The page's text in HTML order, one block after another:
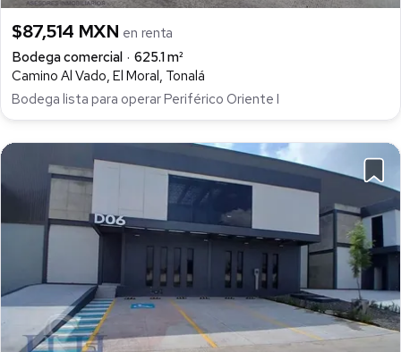
$87,514 MXN en renta
Bodega comercial
625.1 m²
Camino Al Vado, El Moral, Tonalá
Bodega lista para operar Periférico Oriente I